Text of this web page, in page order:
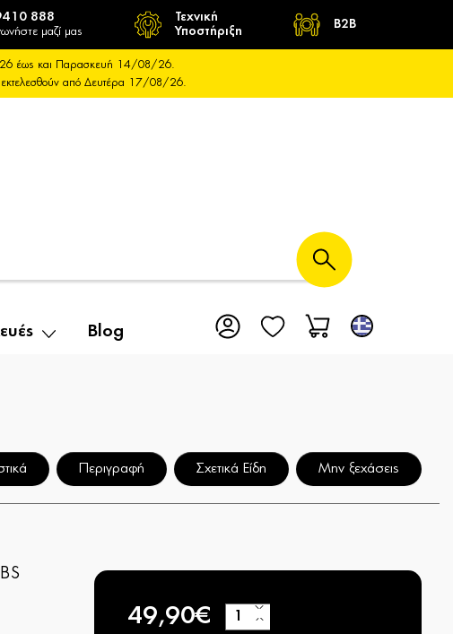
888
μαζί μας
Τεχνική
Υποστήριξη
B2B
26 έως και Παρασκευή 14/08/26.
από Δευτέρα 17/08/26.
Blog
Περιγραφή Σχετικά Είδη Μην ξεχάσεις
49,90€ −
+